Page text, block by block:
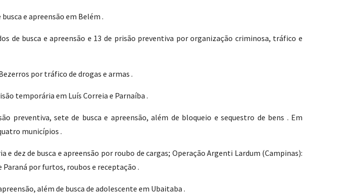
e apreensão em Belém .
de busca e apreensão e 13 de prisão preventiva por organização criminosa, tráfico e
por tráfico de drogas e armas .
temporária em Luís Correia e Parnaíba .
preventiva, sete de busca e apreensão, além de bloqueio e sequestro de bens . Em
municípios .
dez de busca e apreensão por roubo de cargas; Operação Argenti Lardum (Campinas):
Paraná por furtos, roubos e receptação .
além de busca de adolescente em Ubaitaba .